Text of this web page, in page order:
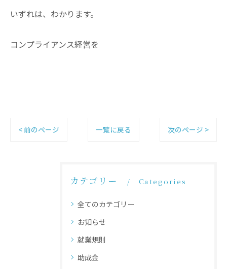
いずれは、わかります。
コンプライアンス経営を
< 前のページ 一覧に戻る 次のページ >
カテゴリー Categories
全てのカテゴリー
お知らせ
就業規則
助成金